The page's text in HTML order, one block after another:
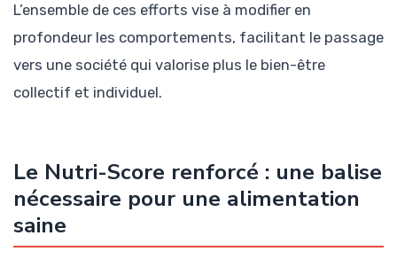
L’ensemble de ces efforts vise à modifier en
profondeur les comportements, facilitant le passage
vers une société qui valorise plus le bien-être
collectif et individuel.
Le Nutri-Score renforcé : une balise
nécessaire pour une alimentation
saine